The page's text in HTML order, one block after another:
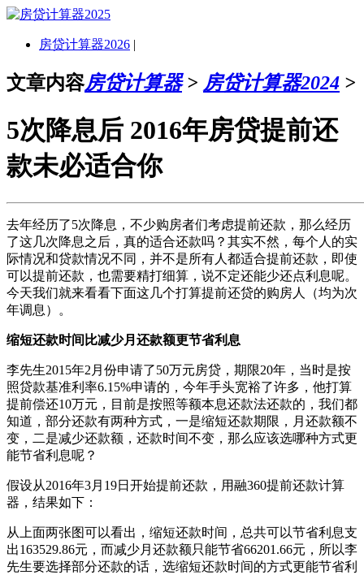
房贷计算器2026 |
文章内容房贷计算器> 房贷计算器2024 >
5次降息后 2016年房贷提前还
款未必适合你
去年经历了5次降息，不少购房者们考虑提前还款，那么经历
了这几次降息之后，真的适合还款吗？其实不然，每个人的实
际情况和贷款情况不同，并不是所有人都适合提前还款，即使
可以提前还款，也需要精打细算，说不定还能少还点利息呢。
今天我们就来看看下面这几个打算提前还贷的购房人（均为次
年调息）。
缩短还款时间比减少月还款额更节省利息
李先生2015年2月份申请了50万元房贷，期限20年，当时是按
照贷款基准利率6.15%申请的，今年手头宽裕了许多，他打算
提前偿还10万元，目前是按照等额本息还款法还款的，我们都
知道，部分还款有两种方式，一是缩短还款期限，月还款额不
变，二是减少还款额，还款时间不变，那么应该选哪种方式更
能节省利息呢？
假设从2016年3月19日开始提前还款，用融360提前还款计算
器，结果如下：
从上面两张图可以看出，缩短还款时间，总共可以节省利息支
出163529.86元，而减少月还款额只能节省66201.66元，所以李
先生要选择部分还款的话，选缩短还款时间的方式更能节省利